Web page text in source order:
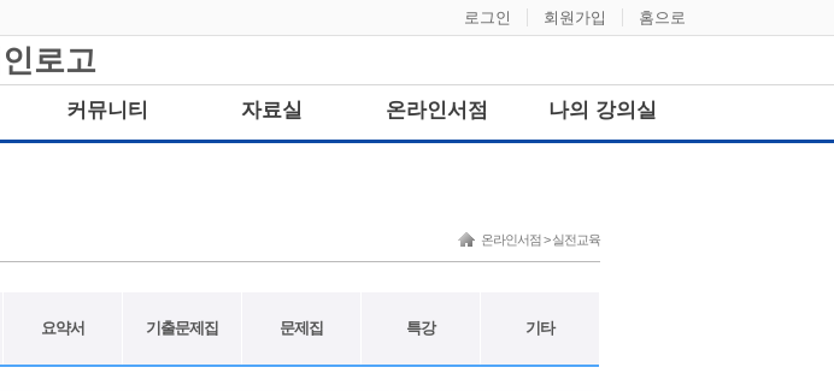
로그인 회원가입 홈으로
커뮤니티 자료실 온라인서점 나의 강의실
온라인서점 > 실전교육
요약서 기출문제집 문제집 특강 기타